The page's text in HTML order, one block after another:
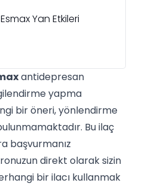
Esmax Yan Etkileri
antidepresan
yapma
bir öneri, yönlendirme
Bu ilaç
başvurmanız
direkt olarak sizin
bir ilacı kullanmak